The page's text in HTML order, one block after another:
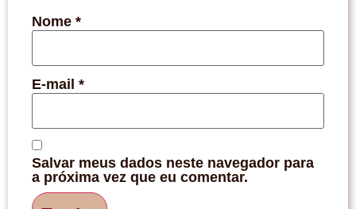
Nome *
E-mail *
Salvar meus dados neste navegador para
a próxima vez que eu comentar.